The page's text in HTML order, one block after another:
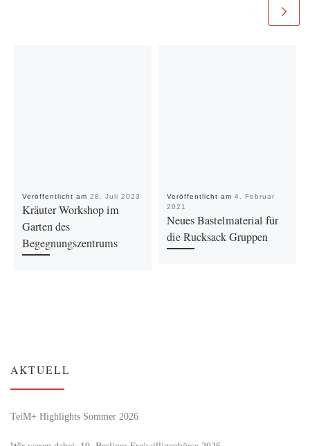
Veröffentlicht am 28. Juli 2023
Kräuter Workshop im
Garten des
Begegnungszentrums
Veröffentlicht am 4. Februar
2021
Neues Bastelmaterial für
die Rucksack Gruppen
AKTUELL
TeiM+ Highlights Sommer 2026